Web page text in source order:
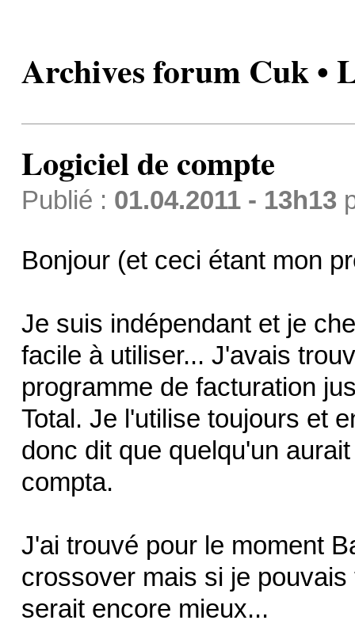
Archives forum Cuk •
Logiciel de compte
Publié : 01.04.2011 - 13h13
Bonjour (et ceci étant mon
Je suis indépendant et je
facile à utiliser... J'avais
programme de facturation
Total. Je l'utilise toujours et
donc dit que quelqu'un
compta.
J'ai trouvé pour le moment
crossover mais si je
serait encore mieux...